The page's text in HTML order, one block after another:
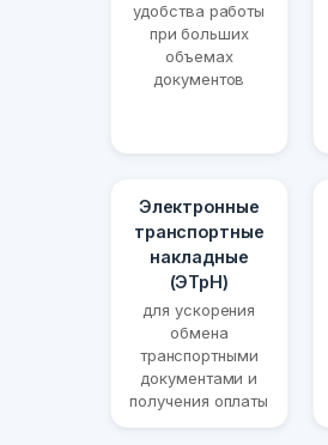
удобства работы
при больших
объемах
документов
Электронные
транспортные
накладные
(ЭТрН)
для ускорения
обмена
транспортными
документами и
получения оплаты